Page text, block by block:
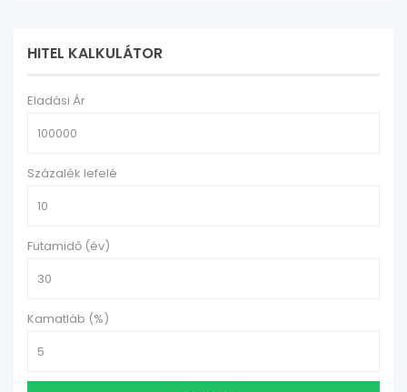
HITEL KALKULÁTOR
Eladási Ár
Százalék lefelé
Futamidő (év)
Kamatláb (%)